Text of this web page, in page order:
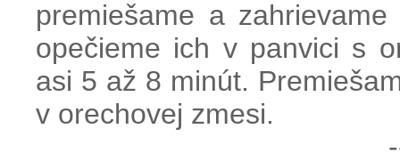
premiešame a
opečieme ich v panvici s
asi 5 až 8 minút.
v orechovej zmesi.